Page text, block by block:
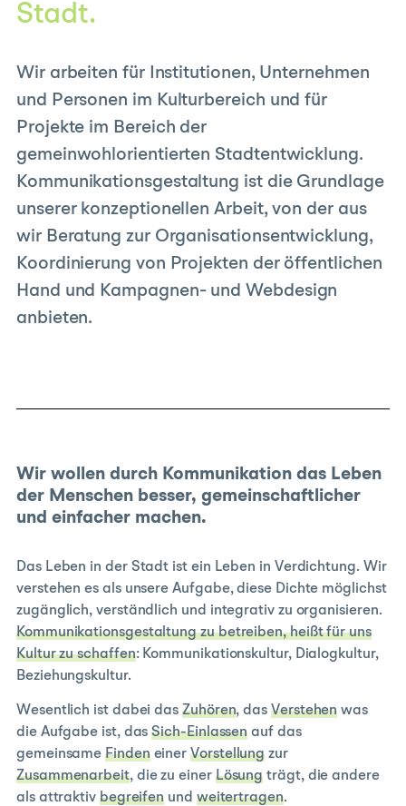
Stadt.
Wir arbeiten für Institutionen, Unternehmen
und Personen im Kulturbereich und für
Projekte im Bereich der
gemeinwohlorientierten Stadtentwicklung.
Kommunikationsgestaltung ist die Grundlage
unserer konzeptionellen Arbeit, von der aus
wir Beratung zur Organisationsentwicklung,
Koordinierung von Projekten der öffentlichen
Hand und Kampagnen- und Webdesign
anbieten.
Wir wollen durch Kommunikation das Leben
der Menschen besser, gemein­schaft­licher
und ein­facher machen.
Das Leben in der Stadt ist ein Leben in Verdichtung. Wir
verstehen es als unsere Aufgabe, diese Dichte möglichst
zugänglich, verständlich und integrativ zu organisieren.
Kommunikationsgestaltung zu betreiben, heißt für uns
Kultur zu schaffen: Kommunikationskultur, Dialogkultur,
Beziehungskultur.
Wesentlich ist dabei das Zuhören, das Verstehen was
die Aufgabe ist, dasSich-Einlassen auf das
gemeinsameFindeneinerVorstellung zur
Zusammenarbeit, die zu einer Lösung trägt, die andere
als attraktiv begreifen und weitertragen.